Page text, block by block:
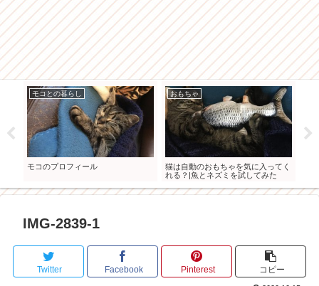
モコとの暮らし
モコのプロフィール
おもちゃ
猫は自動のおもちゃを気に入ってく
れる？|魚とネズミを試してみた
IMG-2839-1
Twitter Facebook Pinterest コピー